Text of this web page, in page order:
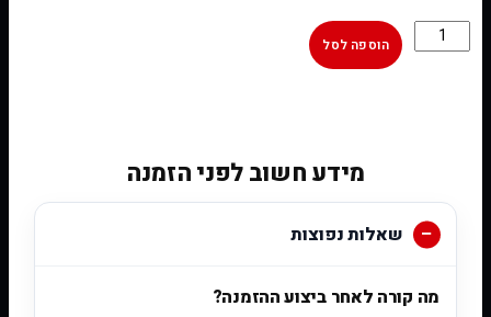
הוספה לסל
מידע חשוב לפני הזמנה
שאלות נפוצות
מה קורה לאחר ביצוע ההזמנה?